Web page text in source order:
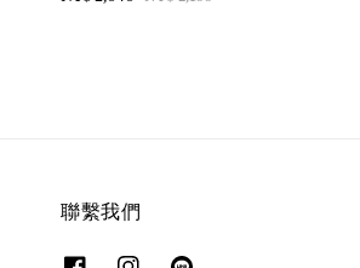
聯繫我們